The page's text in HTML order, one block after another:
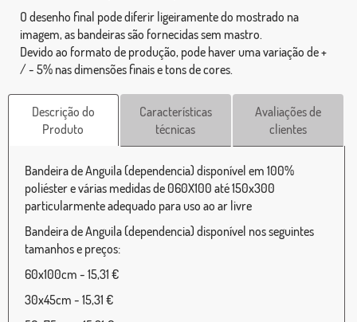
O desenho final pode diferir ligeiramente do mostrado na
imagem, as bandeiras são fornecidas sem mastro.
Devido ao formato de produção, pode haver uma variação de +
/ - 5% nas dimensões finais e tons de cores.
Descrição do
Produto
Características
técnicas
Avaliações de
clientes
Bandeira de Anguila (dependencia) disponível em 100%
poliéster e várias medidas de 060X100 até 150x300
particularmente adequado para uso ao ar livre
Bandeira de Anguila (dependencia) disponível nos seguintes
tamanhos e preços:
60x100cm - 15,31 €
30x45cm - 15,31 €